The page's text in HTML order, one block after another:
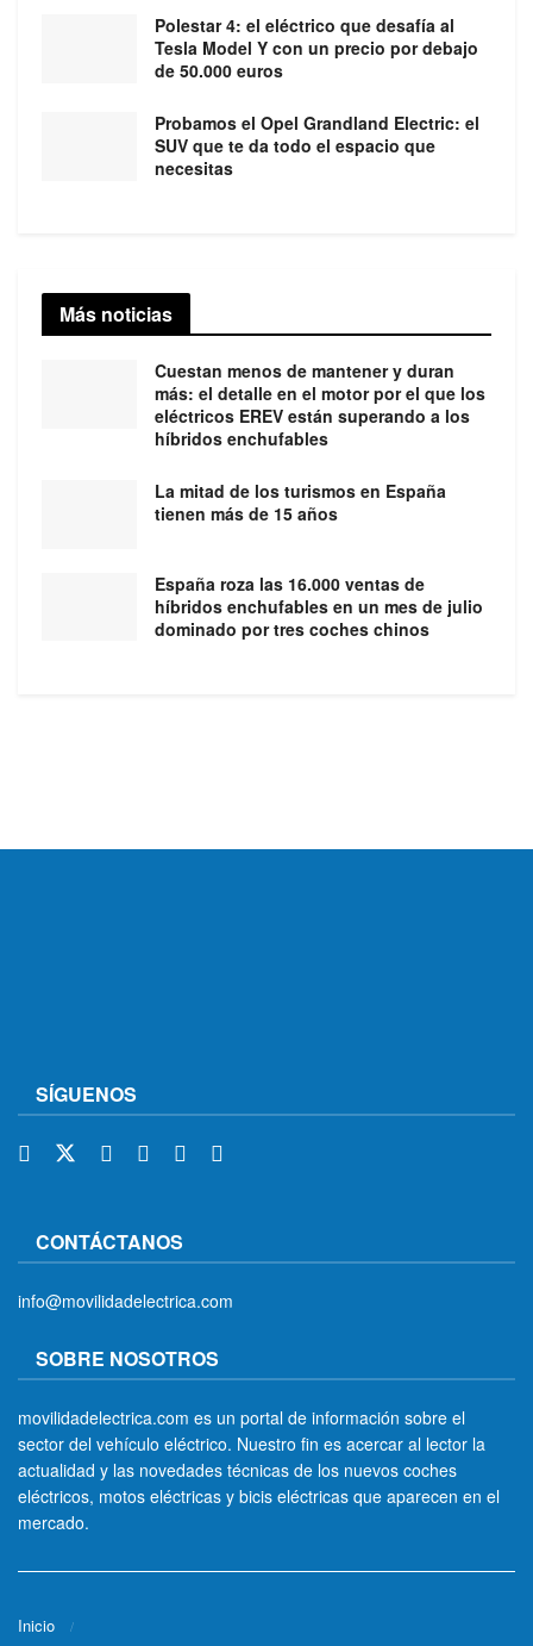
Polestar 4: el eléctrico que desafía al
Tesla Model Y con un precio por debajo
de 50.000 euros
Probamos el Opel Grandland Electric: el
SUV que te da todo el espacio que
necesitas
Más noticias
Cuestan menos de mantener y duran
más: el detalle en el motor por el que los
eléctricos EREV están superando a los
híbridos enchufables
La mitad de los turismos en España
tienen más de 15 años
España roza las 16.000 ventas de
híbridos enchufables en un mes de julio
dominado por tres coches chinos
SÍGUENOS
CONTÁCTANOS
info@movilidadelectrica.com
SOBRE NOSOTROS
movilidadelectrica.com es un portal de información sobre el
sector del vehículo eléctrico. Nuestro fin es acercar al lector la
actualidad y las novedades técnicas de los nuevos coches
eléctricos, motos eléctricas y bicis eléctricas que aparecen en el
mercado.
Inicio